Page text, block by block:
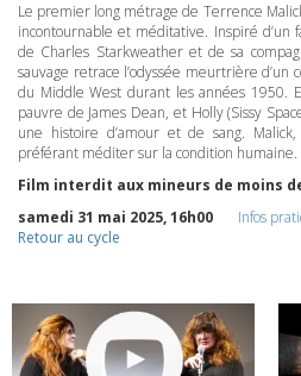
Le premier long métrage de Terrence
incontournable et méditative. Inspiré d’un
de Charles Starkweather et de sa
sauvage retrace l’odyssée meurtrière d’un
du Middle West durant les années 1950.
pauvre de James Dean, et Holly (Sissy
une histoire d’amour et de sang.
préférant méditer sur la condition humaine.
Film interdit aux mineurs de moins
samedi 31 mai 2025, 16h00
Infos
Retour au cycle